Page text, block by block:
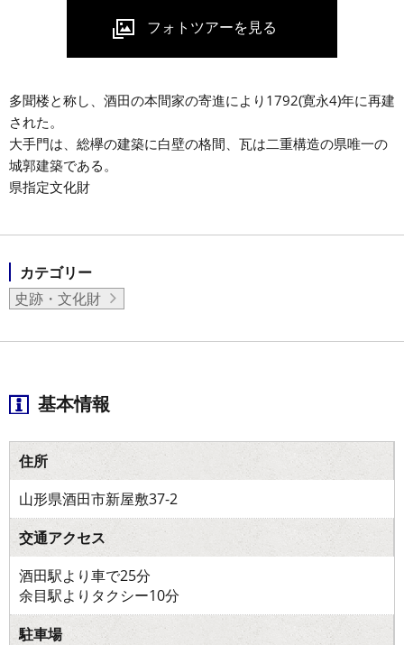
多聞楼と称し、酒田の本間家の寄進により1792(寛永4)年に再建
された。
大手門は、総欅の建築に白壁の格間、瓦は二重構造の県唯一の
城郭建築である。
県指定文化財
カテゴリー
史跡・文化財
基本情報
住所
山形県酒田市新屋敷37-2
交通アクセス
酒田駅より車で25分
余目駅よりタクシー10分
駐車場